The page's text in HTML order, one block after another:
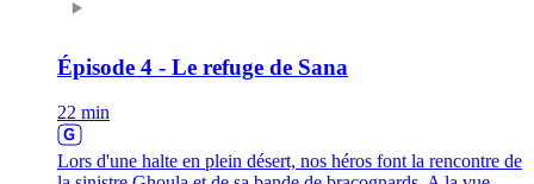
Épisode 4 - Le refuge de Sana
22 min
Lors d'une halte en plein désert, nos héros font la rencontre de